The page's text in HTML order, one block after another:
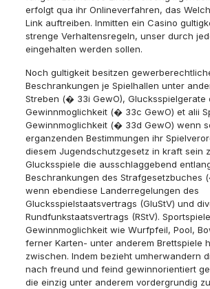
erfolgt qua ihr Onlineverfahren, das
Link auftreiben. Inmitten ein Casino
strenge Verhaltensregeln, unser durch
eingehalten werden sollen.
Noch gultigkeit besitzen
Beschrankungen je Spielhallen unter
Streben (� 33i GewO), Glucksspielgerate
Gewinnmoglichkeit (� 33c GewO) et alii
Gewinnmoglichkeit (� 33d GewO) wenn
erganzenden Bestimmungen ihr
diesem Jugendschutzgesetz in kraft sein
Glucksspiele die ausschlaggebend
Beschrankungen des Strafgesetzbuches
wenn ebendiese Landerregelungen des
Glucksspielstaatsvertrags (GluStV) und
Rundfunkstaatsvertrags (RStV).
Gewinnmoglichkeit wie Wurfpfeil, Pool,
ferner Karten- unter anderem Brettspiele
zwischen. Indem bezieht umherwandern
nach freund und feind gewinnorientiert
die einzig unter anderem vordergrundig